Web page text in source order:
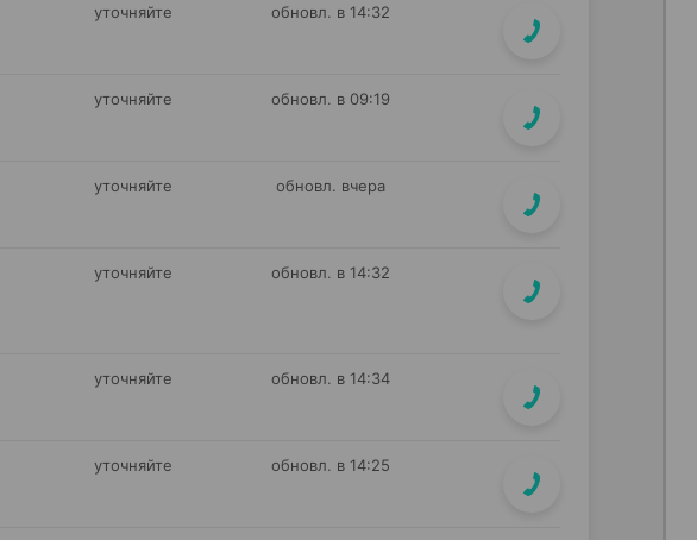
уточняйте обновл. в 14:32
уточняйте обновл. в 09:19
уточняйте обновл. вчера
уточняйте обновл. в 14:32
уточняйте обновл. в 14:34
уточняйте обновл. в 14:25